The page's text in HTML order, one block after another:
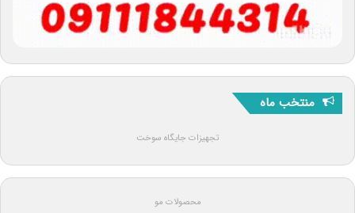
منتخب ماه
تجهیزات جایگاه سوخت
محصولات مو